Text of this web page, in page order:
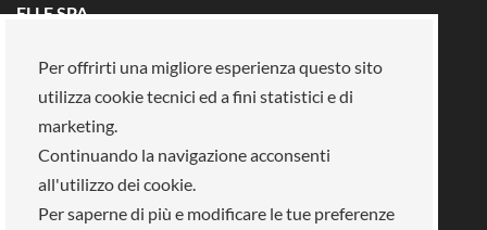
ELLE SPA
Fidelity card
Chi siamo
Area riservata
Su di noi
La nostra mission
Lavora con noi
Pagamenti
Legal Area
Per offrirti una migliore esperienza questo sito
utilizza cookie tecnici ed a fini statistici e di
marketing.
Continuando la navigazione acconsenti
all'utilizzo dei cookie.
Per saperne di più e modificare le tue preferenze